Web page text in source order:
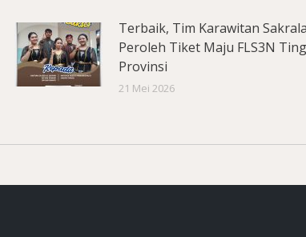
Terbaik, Tim Karawitan
Peroleh Tiket Maju FLS3N
Provinsi
21 Mei 2026